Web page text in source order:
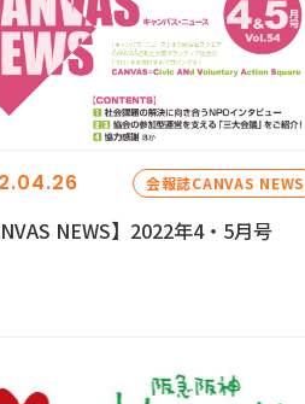
会報誌CANVAS NEWS
NEWS】2022年4・5月号